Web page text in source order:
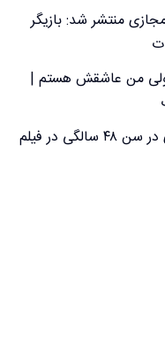
منتشر شد: بازیگر
من عاشقش هستم |
تصویر نادر و خاص از حمیده خیرآبادی در سن ۴۸ سالگی در فیلم